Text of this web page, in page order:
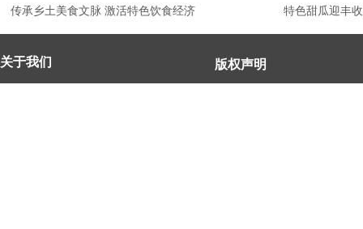
传承乡土美食文脉 激活特色饮食经济 特色甜瓜迎丰
版权声明
关于我们